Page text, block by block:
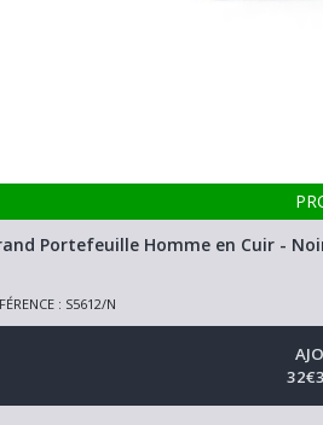
Portefeuille Homme en Cuir -
: S5612/N
32€